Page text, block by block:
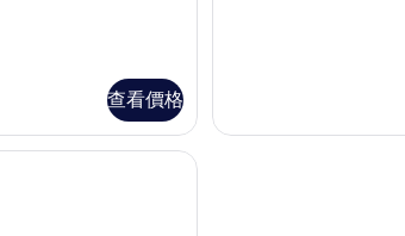
查看價格